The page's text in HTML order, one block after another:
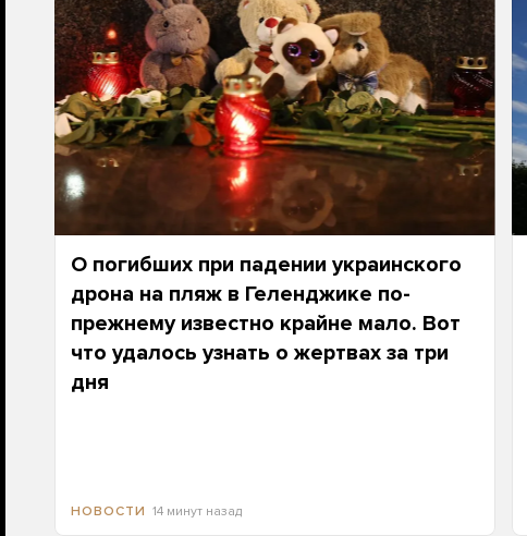
О погибших при падении украинского
дрона на пляж в Геленджике по-
прежнему известно крайне мало. Вот
что удалось узнать о жертвах за три
дня
НОВОСТИ 14 минут назад